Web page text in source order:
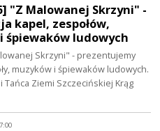
"Z Malowanej Skrzyni" -
kapel, zespołów,
śpiewaków ludowych
Skrzyni" - prezentujemy
muzyków i śpiewaków ludowych.
Tańca Ziemi Szczecińskiej Krąg